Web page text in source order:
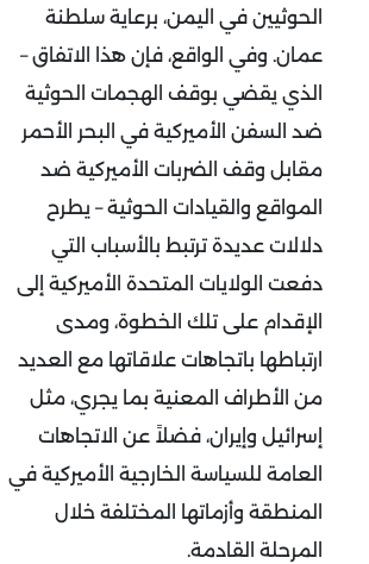
الحوثيين في اليمن، برعاية سلطنة
عمان. وفي الواقع، فإن هذا الاتفاق –
الذي يقضي بوقف الهجمات الحوثية
ضد السفن الأميركية في البحر الأحمر
مقابل وقف الضربات الأميركية ضد
المواقع والقيادات الحوثية – يطرح
دلالات عديدة ترتبط بالأسباب التي
دفعت الولايات المتحدة الأميركية إلى
الإقدام على تلك الخطوة، ومدى
ارتباطها باتجاهات علاقاتها مع العديد
من الأطراف المعنية بما يجري، مثل
إسرائيل وإيران، فضلاً عن الاتجاهات
العامة للسياسة الخارجية الأميركية في
المنطقة وأزماتها المختلفة خلال
المرحلة القادمة.
السياسي
لحماس
ترامب
وبوتين
ووعود
وقف
الحرب
الروسية
الأوكرانية
مفاوضات
سويسرا ..
مجريات
الجولة